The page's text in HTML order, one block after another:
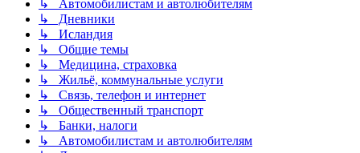
↳ Автомобилистам и автолюбителям
↳ Дневники
↳ Исландия
↳ Общие темы
↳ Медицина, страховка
↳ Жильё, коммунальные услуги
↳ Связь, телефон и интернет
↳ Общественный транспорт
↳ Банки, налоги
↳ Автомобилистам и автолюбителям